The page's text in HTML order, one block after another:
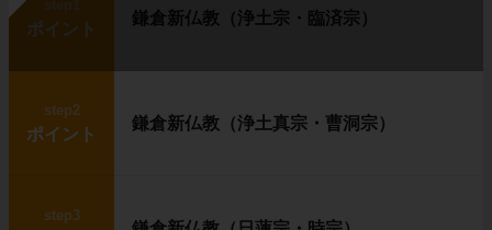
ポイント
鎌倉新仏教（浄土宗・臨済宗）
step2
ポイント
鎌倉新仏教（浄土真宗・曹洞宗）
step3